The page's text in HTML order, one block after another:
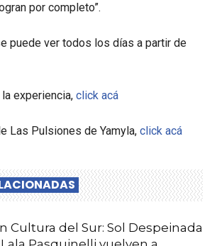
por completo”.
puede ver todos los días a partir de
experiencia, click acá
Las Pulsiones de Yamyla, click acá
Cultura del Sur: Sol Despeinada